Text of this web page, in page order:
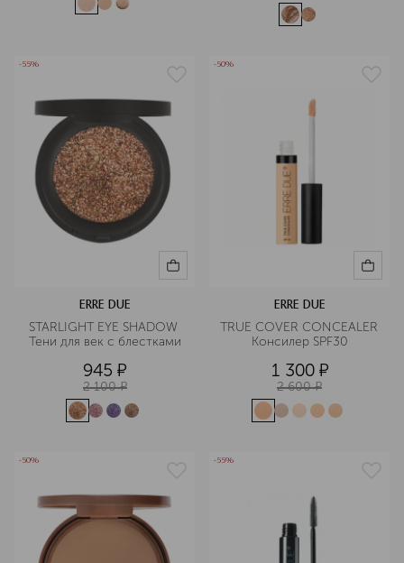
-55%
ERRE DUE
STARLIGHT EYE SHADOW
Тени для век с блестками
945 ¤
2 100 ¤
-50%
ERRE DUE
TRUE COVER CONCEALER
Консилер SPF30
1 300 ¤
2 600 ¤
-50% -55%